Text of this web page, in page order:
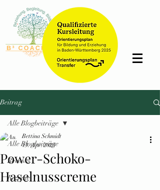
Bettina
Schmidt
Beitrag
Alle Blogbeiträge
Reviews
Rezepte
Alle Blogbeiträge
Power-Schoko-
Haselnusscreme
Bettina Schmidt
13. Apr. 2025